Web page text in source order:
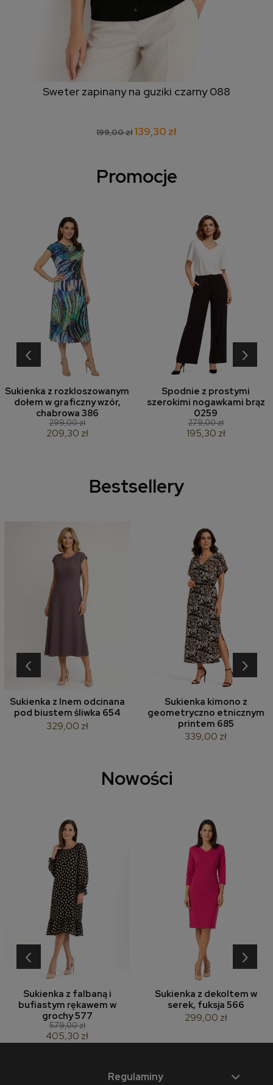
Sweter zapinany na guziki czarny 088
199,00 zł139,30 zł
Promocje
Sukienka z rozkloszowanym
dołem w graficzny wzór,
chabrowa 386
299,00 zł
209,30 zł
Spodnie z prostymi
szerokimi nogawkami brąz
0259
279,00 zł
195,30 zł
‹ ›
Bestsellery
Sukienka z lnem odcinana
pod biustem śliwka 654
329,00 zł
Sukienka kimono z
geometryczno etnicznym
printem 685
339,00 zł
‹ ›
Nowości
Sukienka z falbaną i
bufiastym rękawem w
grochy 577
579,00 zł
405,30 zł
Sukienka z dekoltem w
serek, fuksja 566
299,00 zł
‹ ›
Regulaminy